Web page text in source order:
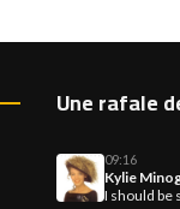
Une rafale
09:16
Kylie
I should be